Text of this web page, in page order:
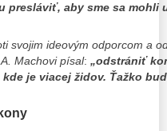
presláviť, aby sme sa mohli
svojim ideovým odporcom a
Machovi písal: „odstrániť
je viacej židov. Ťažko